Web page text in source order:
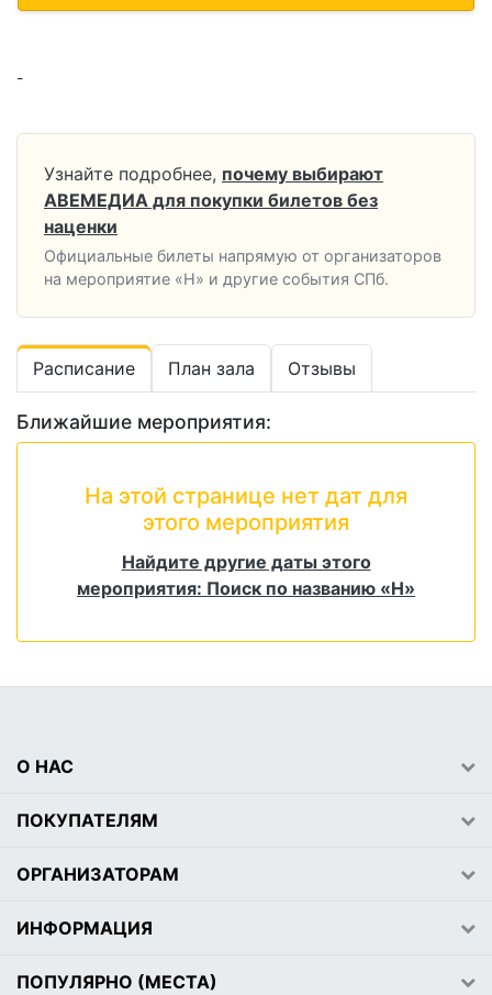
-
Узнайте подробнее, почему выбирают
АВЕМЕДИА для покупки билетов без
наценки
Официальные билеты напрямую от организаторов
на мероприятие «Н» и другие события СПб.
Расписание План зала Отзывы
Ближайшие мероприятия:
На этой странице нет дат для
этого мероприятия
Найдите другие даты этого
мероприятия: Поиск по названию «Н»
О НАС
ПОКУПАТЕЛЯМ
ОРГАНИЗАТОРАМ
ИНФОРМАЦИЯ
ПОПУЛЯРНО (МЕСТА)